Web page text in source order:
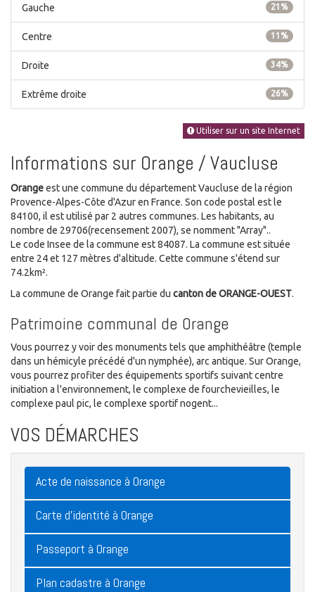
21%
Gauche
11%
Centre
34%
Droite
26%
Extrême droite
Utiliser sur un site Internet
Informations sur Orange / Vaucluse
Orangeest une commune du département Vaucluse de la région
Provence-Alpes-Côte d'Azur en France. Son code postal est le
84100, il est utilisé par 2 autres communes. Les habitants, au
nombre de 29706(recensement 2007), se nomment "Array"..
Le code Insee de la commune est 84087. La commune est située
entre 24 et 127 mètres d'altitude. Cette commune s'étend sur
74.2km².
La commune de Orange fait partie du canton de ORANGE-OUEST.
Patrimoine communal de Orange
Vous pourrez y voir des monuments tels que amphithéâtre (temple
dans un hémicyle précédé d'un nymphée), arc antique. Sur Orange,
vous pourrez profiter des équipements sportifs suivant centre
initiation a l'environnement, le complexe de fourchevieilles, le
complexe paul pic, le complexe sportif nogent...
VOS DÉMARCHES
Acte de naissance à Orange
Carte d'identité à Orange
Passeport à Orange
Plan cadastre à Orange